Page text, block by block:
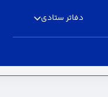
دفاتر ستادی
روندهای سنتی